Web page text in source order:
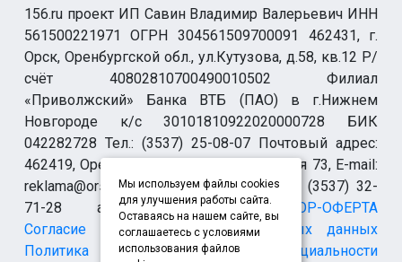
156.ru проект ИП Савин Владимир Валерьевич ИНН
561500221971 ОГРН 304561509700091 462431, г.
Орск, Оренбургской обл., ул.Кутузова, д.58, кв.12 Р/
счёт 40802810700490010502 Филиал
«Приволжский» Банка ВТБ (ПАО) в г.Нижнем
Новгороде к/с 30101810922020000728 БИК
042282728 Тел.: (3537) 25-08-07 Почтовый адрес:
462419, Оренбургская обл., г. Орск-19 а/я 73, E-mail:
reklama@orsk.ru ТЕЛЕФОН МОДЕРАЦИИ (3537) 32-
71-28 allsupport@orsk.ruДОГОВОР-ОФЕРТА
Согласие на обработку персональных данных
Политика конфиденциальности
Мы используем файлы cookies
для улучшения работы сайта.
Оставаясь на нашем сайте, вы
соглашаетесь с условиями
использования файлов